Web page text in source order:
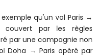
qu'un vol Paris →
par les règles
par une compagnie non
Doha → Paris opéré par